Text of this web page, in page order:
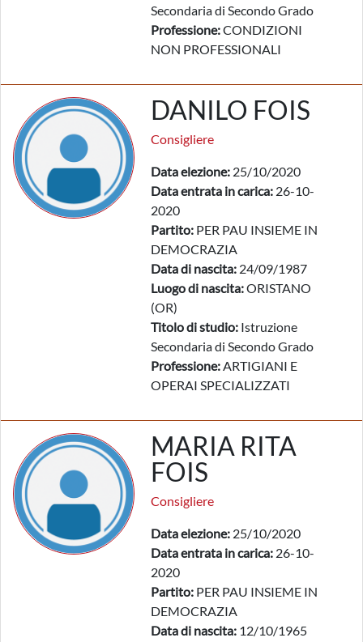
Secondaria di Secondo Grado
Professione:CONDIZIONI
NON PROFESSIONALI
DANILO FOIS
Consigliere
Data elezione: 25/10/2020
Data entrata in carica: 26-10-
2020
Partito: PER PAU INSIEME IN
DEMOCRAZIA
Data di nascita: 24/09/1987
Luogo di nascita:ORISTANO
(OR)
Titolo di studio: Istruzione
Secondaria di Secondo Grado
Professione:ARTIGIANI E
OPERAI SPECIALIZZATI
MARIA RITA
FOIS
Consigliere
Data elezione: 25/10/2020
Data entrata in carica: 26-10-
2020
Partito: PER PAU INSIEME IN
DEMOCRAZIA
Data di nascita: 12/10/1965